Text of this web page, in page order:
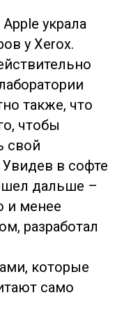
украла
у Xerox.
также, что
чтобы
свой
в софте
дальше –
и менее
разработал
которые
само